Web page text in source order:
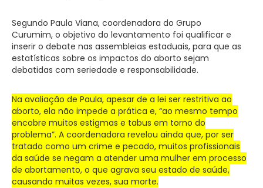
Segundo Paula Viana, coordenadora do Grupo
Curumim, o objetivo do levantamento foi qualificar e
inserir o debate nas assembleias estaduais, para que as
estatísticas sobre os impactos do aborto sejam
debatidas com seriedade e responsabilidade.
Na avaliação de Paula, apesar de a lei ser restritiva ao
aborto, ela não impede a prática e, “ao mesmo tempo
encobre muitos estigmas e tabus em torno do
problema”. A coordenadora revelou ainda que, por ser
tratado como um crime e pecado, muitos profissionais
da saúde se negam a atender uma mulher em processo
de abortamento, o que agrava seu estado de saúde,
causando muitas vezes, sua morte.